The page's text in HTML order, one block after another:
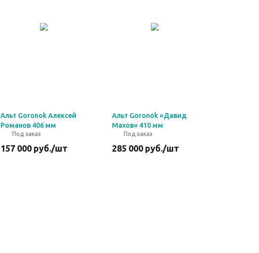
Альт Goronok Алексей
Романов 406 мм
Под заказ
157 000 руб./шт
Альт Goronok «Давид
Махов» 410 мм
Под заказ
285 000руб./шт